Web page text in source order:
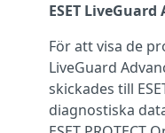
ESET LiveGuard
För att visa de
LiveGuard
skickades till
diagnostiska